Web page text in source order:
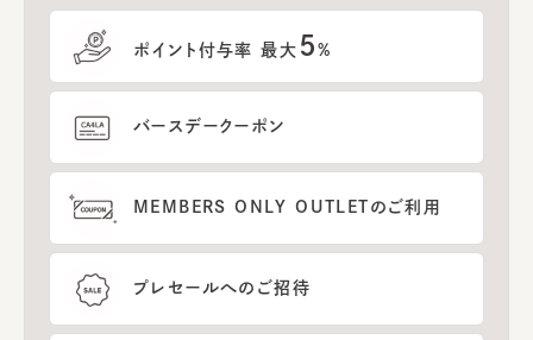
ポイント付与率 最大 5%
バースデークーポン
MEMBERS ONLY OUTLETのご利用
プレセールへのご招待